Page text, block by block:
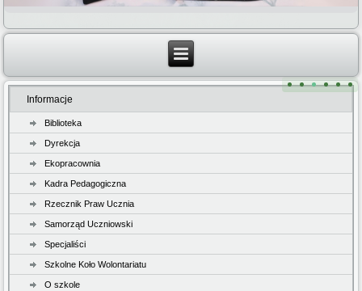
Informacje
Biblioteka
Dyrekcja
Ekopracownia
Kadra Pedagogiczna
Rzecznik Praw Ucznia
Samorząd Uczniowski
Specjaliści
Szkolne Koło Wolontariatu
O szkole